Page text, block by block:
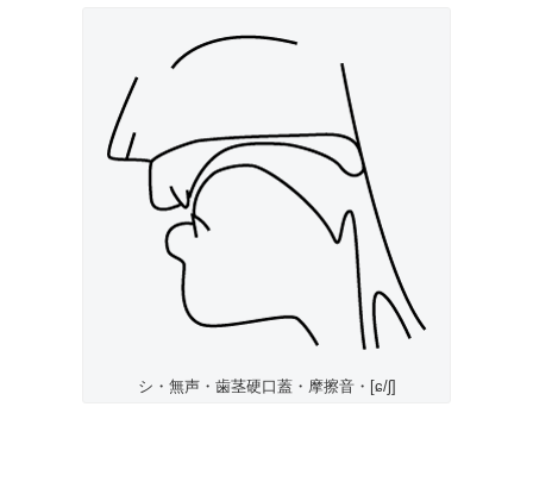
シ・無声・歯茎硬口蓋・摩擦音・[ɕ/ʃ]